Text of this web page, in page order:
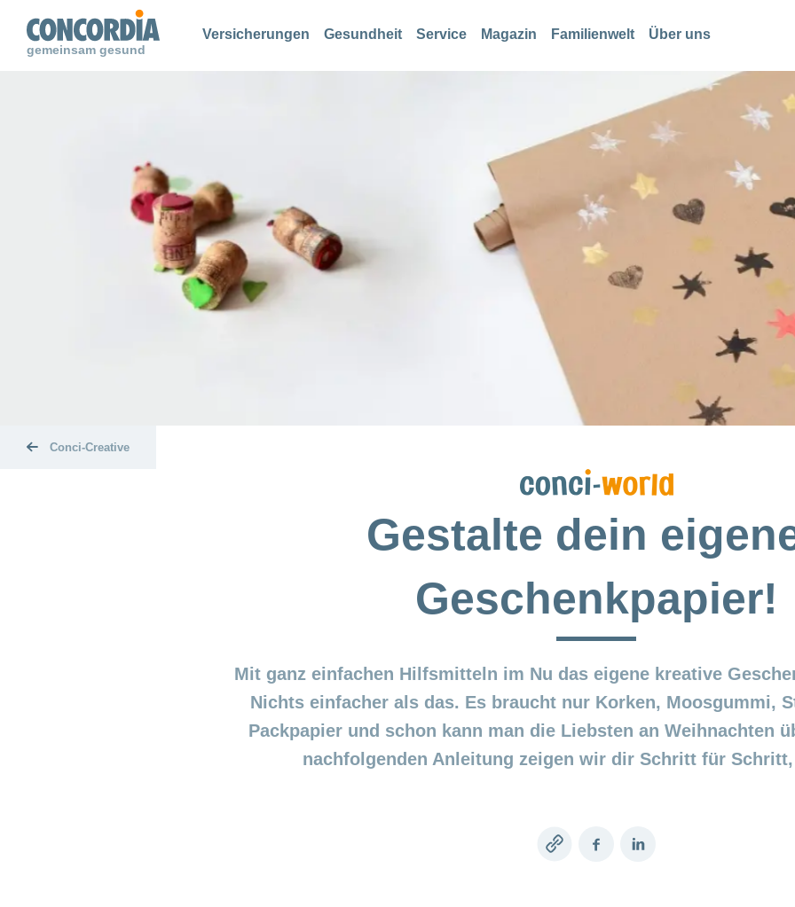
gemeinsam gesund
Versicherungen Gesundheit Service Magazin Familienwelt Über uns
Suche
Suche
Suche
Conci-Creative
Gestalte dein
Geschenkpapier!
Mit ganz einfachen Hilfsmitteln im Nu das eigene kreative
Nichts einfacher als das. Es braucht nur Korken, Moosgummi,
Packpapier und schon kann man die Liebsten an Weihnachten
nachfolgenden Anleitung zeigen wir dir Schritt für Schritt,
Copy
FacebookLinkedIn